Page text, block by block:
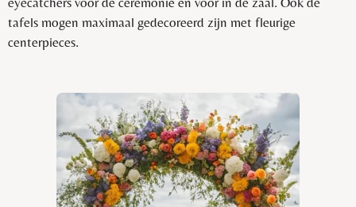
tafels mogen maximaal gedecoreerd zijn met fleurige
centerpieces.